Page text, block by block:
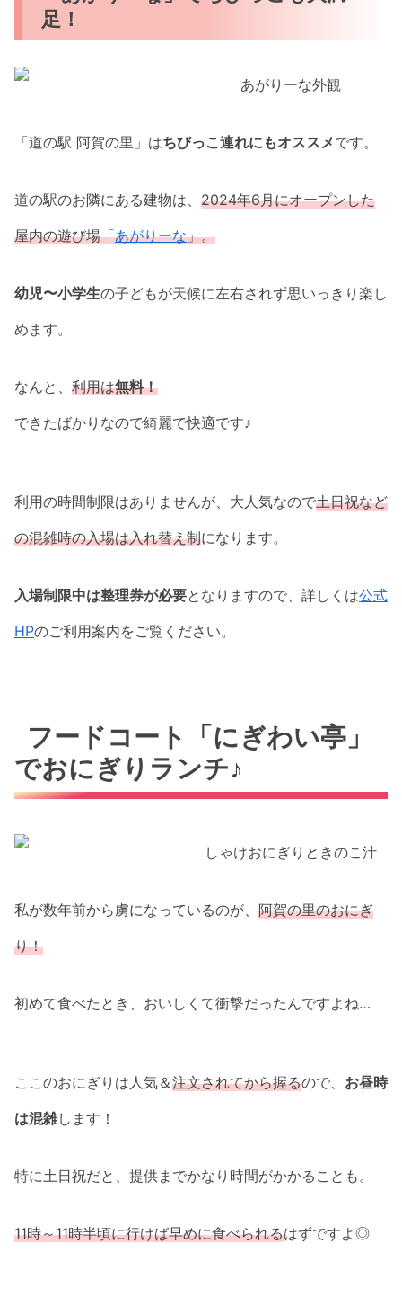
足！
「道の駅 阿賀の里」はちびっこ連れにもオススメです。
道の駅のお隣にある建物は、 2024年6月にオープンした
屋内の遊び場「あがりーな」。
幼児〜小学生の子どもが天候に左右されず思いっきり楽し
めます。
なんと、 利用は無料！
できたばかりなので綺麗で快適です♪
利用の時間制限はありませんが、大人気なので土日祝など
の混雑時の入場は入れ替え制になります。
入場制限中は整理券が必要となりますので、詳しくは公式
HPのご利用案内をご覧ください。
フードコート「にぎわい亭」
でおにぎりランチ♪
私が数年前から虜になっているのが、 阿賀の里のおにぎ
り！
初めて食べたとき、おいしくて衝撃だったんですよね…
ここのおにぎりは人気＆注文されてから握るので、 お昼時
は混雑します！
特に土日祝だと、提供までかなり時間がかかることも。
11時～11時半頃に行けば早めに食べられるはずですよ◎